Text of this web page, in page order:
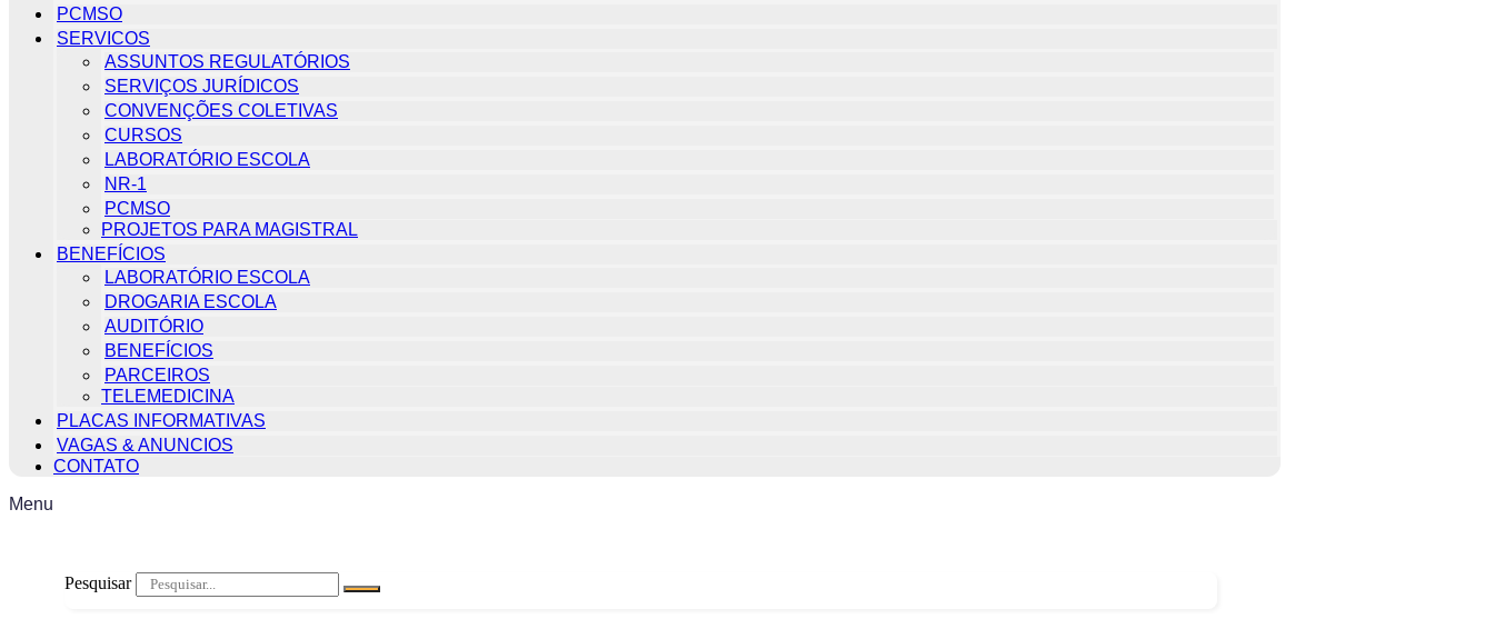
PCMSO
SERVICOS
ASSUNTOS REGULATÓRIOS
SERVIÇOS JURÍDICOS
CONVENÇÕES COLETIVAS
CURSOS
LABORATÓRIO ESCOLA
NR-1
PCMSO
PROJETOS PARA MAGISTRAL
BENEFÍCIOS
LABORATÓRIO ESCOLA
DROGARIA ESCOLA
AUDITÓRIO
BENEFÍCIOS
PARCEIROS
TELEMEDICINA
PLACAS INFORMATIVAS
VAGAS & ANUNCIOS
CONTATO
Menu
Pesquisar